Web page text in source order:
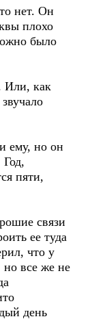
нет. Он
плохо
было
Или, как
ему, но он
Год,
пяти,
связи
ее туда
что у
но все же не
день